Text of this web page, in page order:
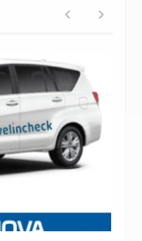
rasa
wisatawan
Malaysia.
Uncle Yang